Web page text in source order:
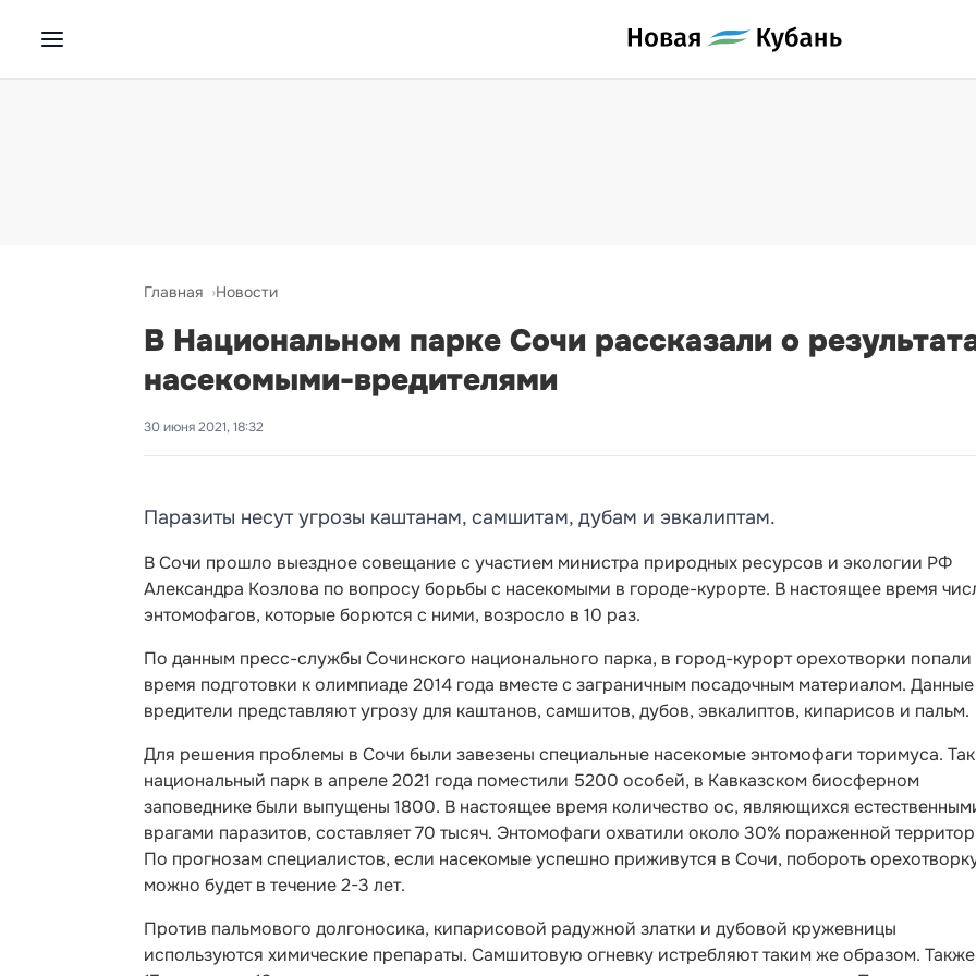
Главная Новости
В Национальном парке Сочи рассказали о
насекомыми-вредителями
30 июня 2021, 18:32
Паразиты несут угрозы каштанам, самшитам, дубам и эвкалиптам.
В Сочи прошло выездное совещание с участием министра природных ресурсов и экологии РФ
Александра Козлова по вопросу борьбы с насекомыми в городе-курорте. В настоящее время
энтомофагов, которые борются с ними, возросло в 10 раз.
По данным пресс-службы Сочинского национального парка, в город-курорт орехотворки попали
время подготовки к олимпиаде 2014 года вместе с заграничным посадочным материалом. Данные
вредители представляют угрозу для каштанов, самшитов, дубов, эвкалиптов, кипарисов и пальм.
Для решения проблемы в Сочи были завезены специальные насекомые энтомофаги торимуса.
национальный парк в апреле 2021 года поместили 5200 особей, в Кавказском биосферном
заповеднике были выпущены 1800. В настоящее время количество ос, являющихся
врагами паразитов, составляет 70 тысяч. Энтомофаги охватили около 30% пораженной
По прогнозам специалистов, если насекомые успешно приживутся в Сочи, побороть
можно будет в течение 2-3 лет.
Против пальмового долгоносика, кипарисовой радужной златки и дубовой кружевницы
используются химические препараты. Самшитовую огневку истребляют таким же образом.